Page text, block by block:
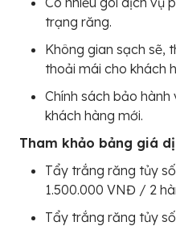
trạng răng.
Không gian sạch sẽ,
thoải mái cho khách
Chính sách bảo
khách hàng mới.
Tham khảo bảng giá
Tẩy trắng răng tủy
1.500.000 VNĐ / 2
Tẩy trắng răng tủy